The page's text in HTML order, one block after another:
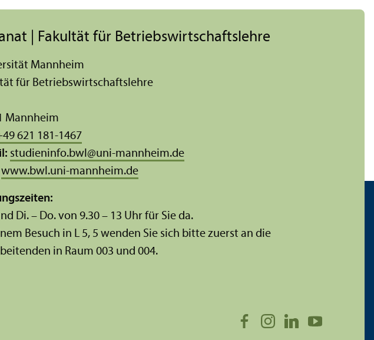
| Fakultät für Betriebs­wirtschafts­lehre
Mannheim
für Betriebs­wirtschafts­lehre
Mannheim
621 181-1467
studieninfo.bwl @uni-mannheim.de
www.bwl.uni-mannheim.de
Di. – Do. von 9.30 – 13 Uhr für Sie da.
Besuch in L 5, 5 wenden Sie sich bitte zuerst an die
in Raum 003 und 004.